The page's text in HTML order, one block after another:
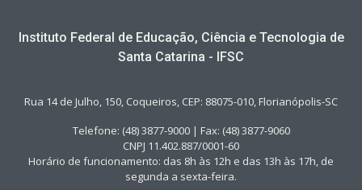
Instituto Federal de Educação, Ciência e Tecnologia de
Santa Catarina - IFSC
Rua 14 de Julho, 150, Coqueiros, CEP: 88075-010, Florianópolis-SC
Telefone: (48) 3877-9000 | Fax: (48) 3877-9060
CNPJ 11.402.887/0001-60
Horário de funcionamento: das 8h às 12h e das 13h às 17h, de
segunda a sexta-feira.